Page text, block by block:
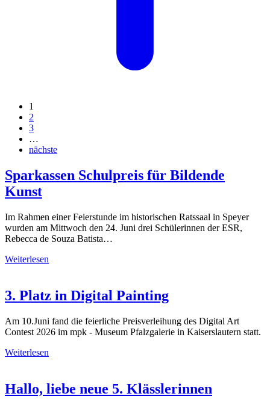
1
2
3
…
nächste
Sparkassen Schulpreis für Bildende
Kunst
Im Rahmen einer Feierstunde im historischen Ratssaal in Speyer
wurden am Mittwoch den 24. Juni drei Schülerinnen der ESR,
Rebecca de Souza Batista…
Weiterlesen
3. Platz in Digital Painting
Am 10.Juni fand die feierliche Preisverleihung des Digital Art
Contest 2026 im mpk - Museum Pfalzgalerie in Kaiserslautern statt.
Weiterlesen
Hallo, liebe neue 5. Klässlerinnen